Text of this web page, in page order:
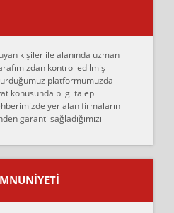
eşyalarımı taşımak için
düzgün şekilde
ve ticari ahlak problemleri
taşıma gününde
kişiler ile alanında uzman
kontrol edilmiş
platformumuzda
konusunda bilgi talep
yer alan firmaların
garanti sağladığımızı